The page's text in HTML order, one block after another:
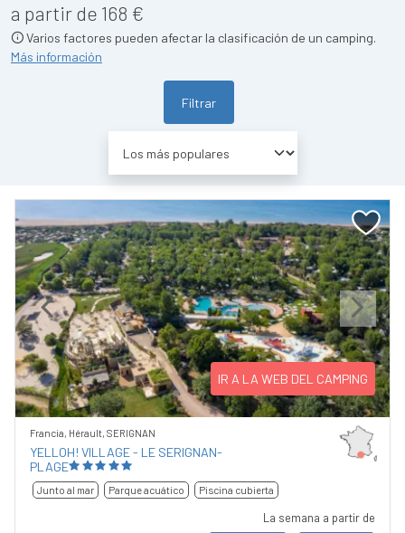
a partir de 168 €
Varios factores pueden afectar la clasificación de un camping.
Más información
Filtrar
Previous Next
IR A LA WEB DEL CAMPING
Francia, Hérault, SERIGNAN
YELLOH! VILLAGE - LE SERIGNAN-
PLAGE
Junto al mar Parque acuático Piscina cubierta
La semana a partir de